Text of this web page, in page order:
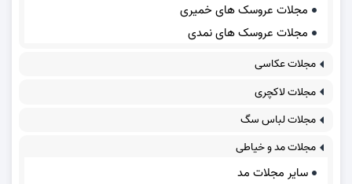
مجلات عروسک های خمیری
مجلات عروسک های نمدی
مجلات عکاسی
مجلات لاکچری
مجلات لباس سگ
مجلات مد و خیاطی
سایر مجلات مد